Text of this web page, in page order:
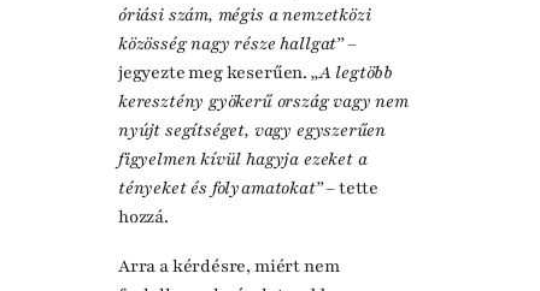
óriási szám, mégis a nemzetközi
közösség nagy része hallgat”–
jegyezte meg keserűen. „A legtöbb
keresztény gyökerű ország vagy nem
nyújt segítséget, vagy egyszerűen
figyelmen kívül hagyja ezeket a
tényeket és folyamatokat”– tette
hozzá.
Arra a kérdésre, miért nem